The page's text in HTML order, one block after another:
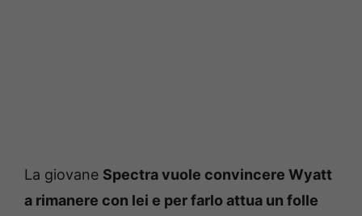
La giovane Spectra vuole convincere Wyatt
a rimanere con lei e per farlo attua un folle